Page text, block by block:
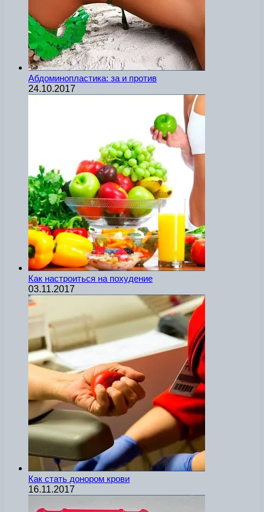
Абдоминопластика: за и против
24.10.2017
Как настроиться на похудение
03.11.2017
Как стать донором крови
16.11.2017